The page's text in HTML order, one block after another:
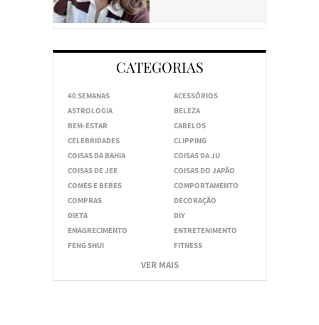
CATEGORIAS
40 SEMANAS
ACESSÓRIOS
ASTROLOGIA
BELEZA
BEM-ESTAR
CABELOS
CELEBRIDADES
CLIPPING
COISAS DA BAHIA
COISAS DA JU
COISAS DE JEE
COISAS DO JAPÃO
COMES E BEBES
COMPORTAMENTO
COMPRAS
DECORAÇÃO
DIETA
DIY
EMAGRECIMENTO
ENTRETENIMENTO
FENG SHUI
FITNESS
VER MAIS